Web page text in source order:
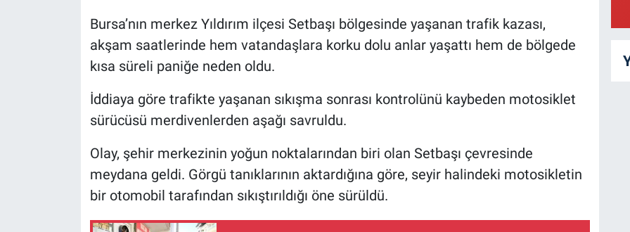
Bursa’nın merkez Yıldırım ilçesi Setbaşı bölgesinde yaşanan trafik kazası,
akşam saatlerinde hem vatandaşlara korku dolu anlar yaşattı hem de bölgede
kısa süreli paniğe neden oldu.
İddiaya göre trafikte yaşanan sıkışma sonrası kontrolünü kaybeden motosiklet
sürücüsü merdivenlerden aşağı savruldu.
Olay, şehir merkezinin yoğun noktalarından biri olan Setbaşı çevresinde
meydana geldi. Görgü tanıklarının aktardığına göre, seyir halindeki motosikletin
bir otomobil tarafından sıkıştırıldığı öne sürüldü.
Nöbetçi Eczaneler